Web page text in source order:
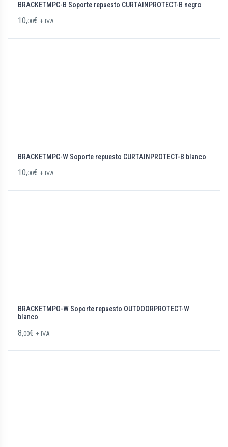
BRACKETMPC-B Soporte repuesto CURTAINPROTECT-B negro
10,00€ + IVA
BRACKETMPC-W Soporte repuesto CURTAINPROTECT-B blanco
10,00€ + IVA
BRACKETMPO-W Soporte repuesto OUTDOORPROTECT-W
blanco
8,00€ + IVA